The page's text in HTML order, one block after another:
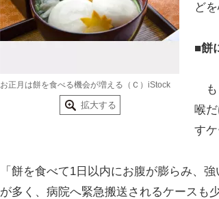
お正月は餅を食べる機会が増える（Ｃ）iStock
拡大する
ど
■餅
も
喉
す
「餅を食べて1日以内にお腹が膨らみ、
が多く、病院へ緊急搬送されるケースも